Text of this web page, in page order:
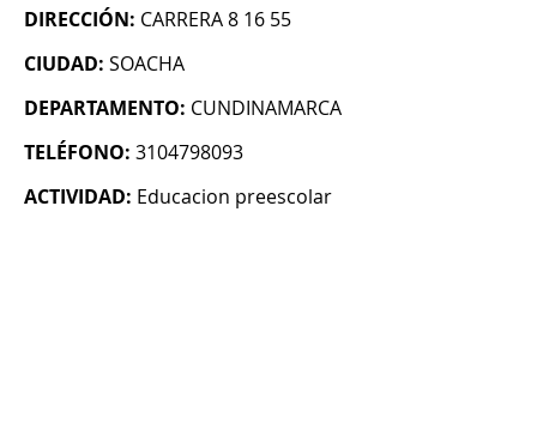
DIRECCIÓN: CARRERA 8 16 55
CIUDAD: SOACHA
DEPARTAMENTO: CUNDINAMARCA
TELÉFONO: 3104798093
ACTIVIDAD: Educacion preescolar